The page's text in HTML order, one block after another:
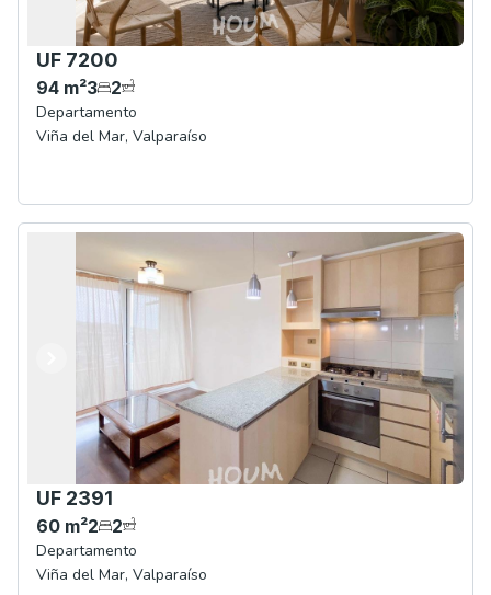
UF 7200
94 m²3 2
Departamento
Viña del Mar, Valparaíso
UF 2391
60 m²2 2
Departamento
Viña del Mar, Valparaíso